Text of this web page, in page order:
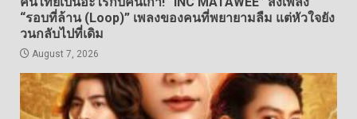
“รอบที่ล้าน (Loop)” เพลงของคนที่พยายามลืม แต่หัวใจยัง
วนกลับไปที่เดิม
August 7, 2026